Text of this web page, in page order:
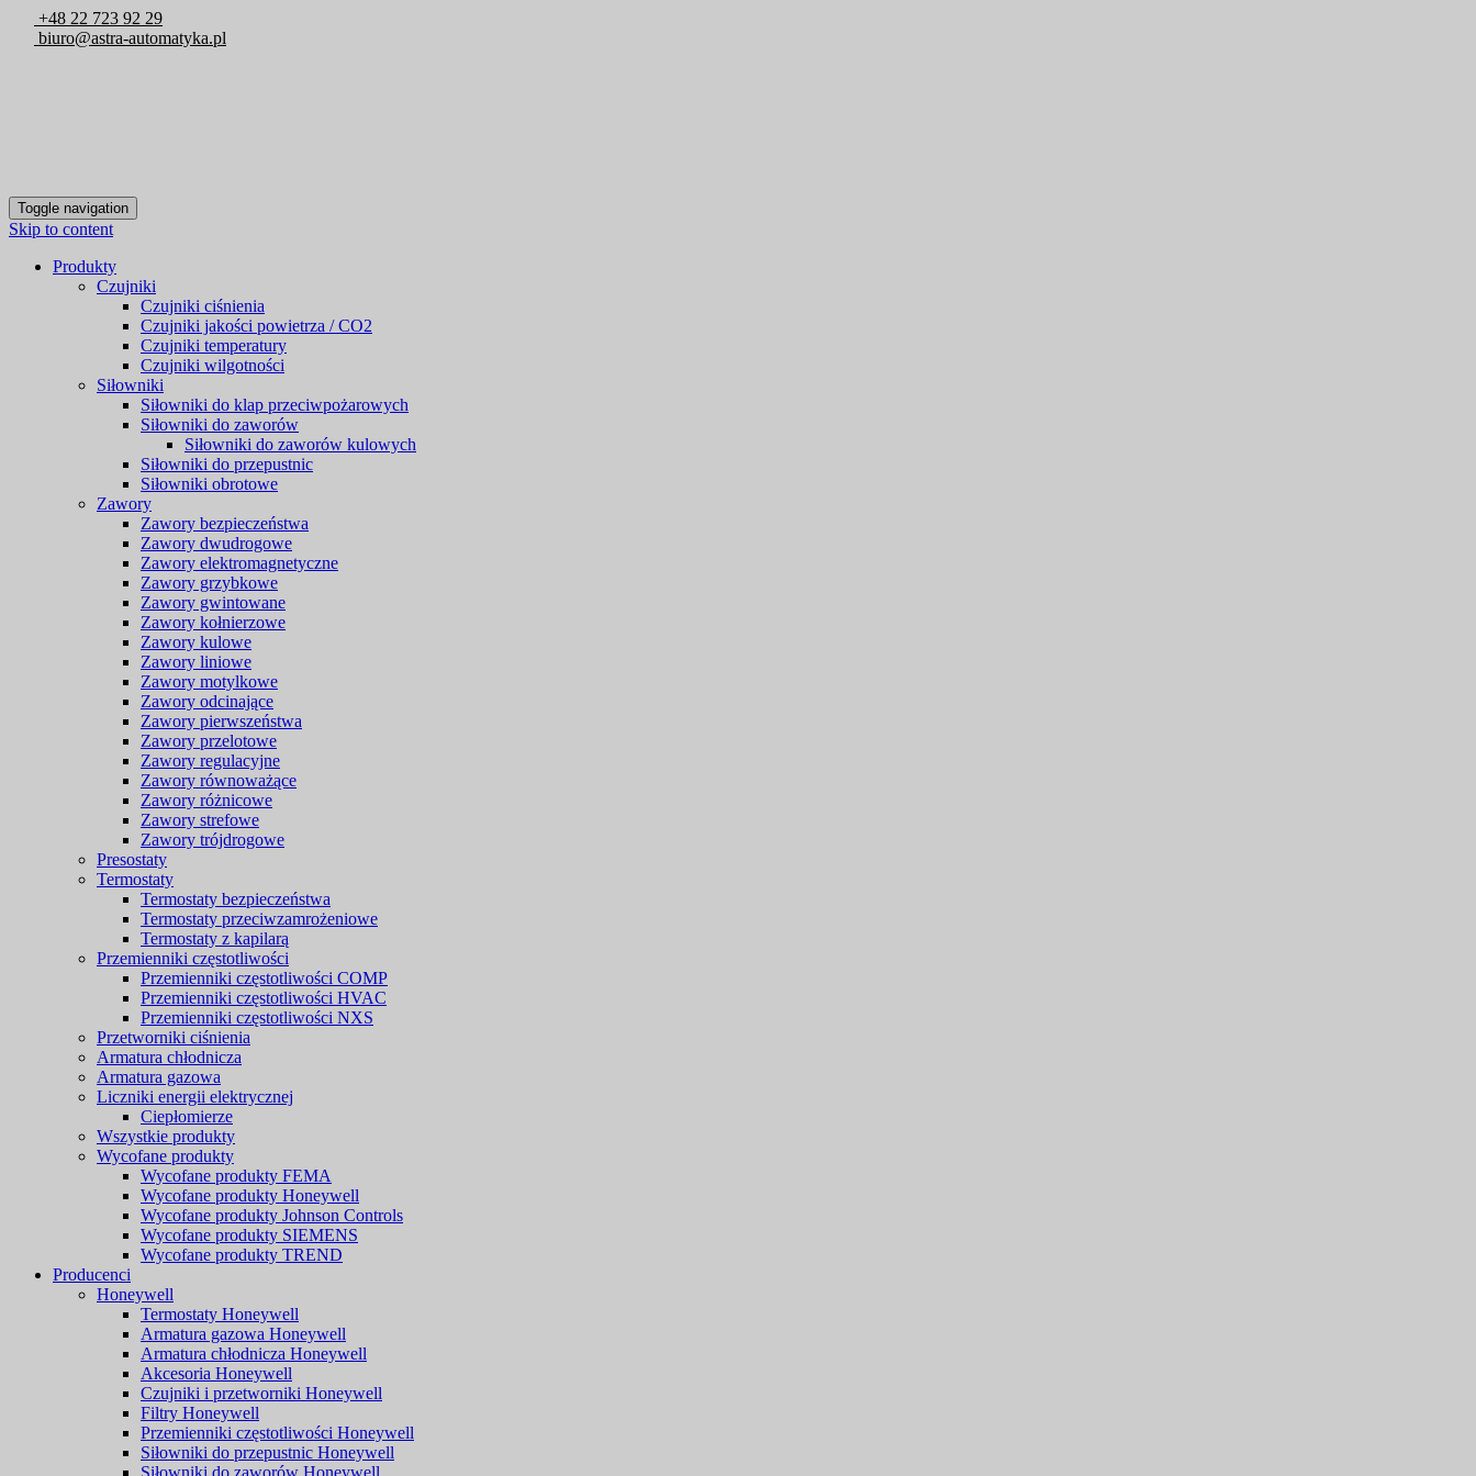
+48 22 723 92 29
biuro@astra-automatyka.pl
Toggle navigation
Skip to content
Produkty
Czujniki
Czujniki ciśnienia
Czujniki jakości powietrza / CO2
Czujniki temperatury
Czujniki wilgotności
Siłowniki
Siłowniki do klap przeciwpożarowych
Siłowniki do zaworów
Siłowniki do zaworów kulowych
Siłowniki do przepustnic
Siłowniki obrotowe
Zawory
Zawory bezpieczeństwa
Zawory dwudrogowe
Zawory elektromagnetyczne
Zawory grzybkowe
Zawory gwintowane
Zawory kołnierzowe
Zawory kulowe
Zawory liniowe
Zawory motylkowe
Zawory odcinające
Zawory pierwszeństwa
Zawory przelotowe
Zawory regulacyjne
Zawory równoważące
Zawory różnicowe
Zawory strefowe
Zawory trójdrogowe
Presostaty
Termostaty
Termostaty bezpieczeństwa
Termostaty przeciwzamrożeniowe
Termostaty z kapilarą
Przemienniki częstotliwości
Przemienniki częstotliwości COMP
Przemienniki częstotliwości HVAC
Przemienniki częstotliwości NXS
Przetworniki ciśnienia
Armatura chłodnicza
Armatura gazowa
Liczniki energii elektrycznej
Ciepłomierze
Wszystkie produkty
Wycofane produkty
Wycofane produkty FEMA
Wycofane produkty Honeywell
Wycofane produkty Johnson Controls
Wycofane produkty SIEMENS
Wycofane produkty TREND
Producenci
Honeywell
Termostaty Honeywell
Armatura gazowa Honeywell
Armatura chłodnicza Honeywell
Akcesoria Honeywell
Czujniki i przetworniki Honeywell
Filtry Honeywell
Przemienniki częstotliwości Honeywell
Siłowniki do przepustnic Honeywell
Siłowniki do zaworów Honeywell